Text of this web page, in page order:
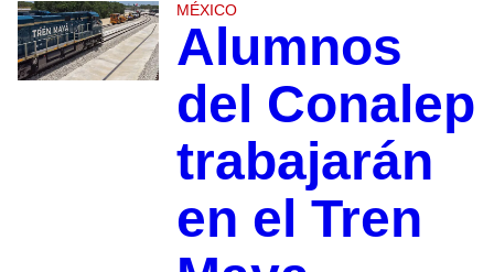
MÉXICO
Alumnos
del Conalep
trabajarán
en el Tren